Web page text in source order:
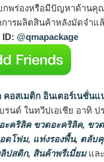
กพร่องหรือมีปัญหาด้านคุ
ารผลิตสินค้าหลังมัดจำแ
ID: @qmapackage
อสเมติก อินเตอร์เนชั่นแ
รนด์ ในทวีปเอเชีย อาทิ
ะคริลิค ขวดอะคริลิค, ขว
ดโฟม, แท่งรองพื้น, ตลับ
ปสติก, สินค้าพรีเมี่ยมและ